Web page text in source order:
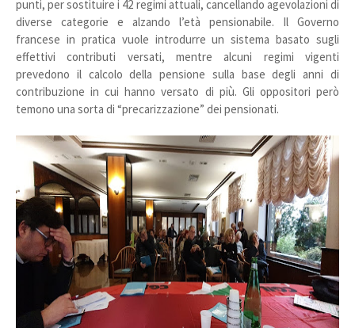
punti, per sostituire i 42 regimi attuali, cancellando agevolazioni di
diverse categorie e alzando l’età pensionabile. Il Governo
francese in pratica vuole introdurre un sistema basato sugli
effettivi contributi versati, mentre alcuni regimi vigenti
prevedono il calcolo della pensione sulla base degli anni di
contribuzione in cui hanno versato di più. Gli oppositori però
temono una sorta di “precarizzazione” dei pensionati.